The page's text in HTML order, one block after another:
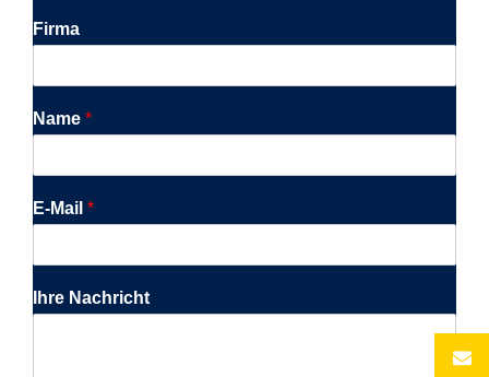
Firma
Name *
E-Mail *
Ihre Nachricht